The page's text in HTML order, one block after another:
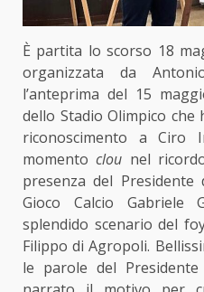
È partita lo scorso 18
organizzata da
l’anteprima del 15
dello Stadio Olimpico
riconoscimento a Ciro
momentoclou nel
presenza del Presidente
Gioco Calcio Gabriele
splendido scenario del
Filippo di Agropoli.
le parole del